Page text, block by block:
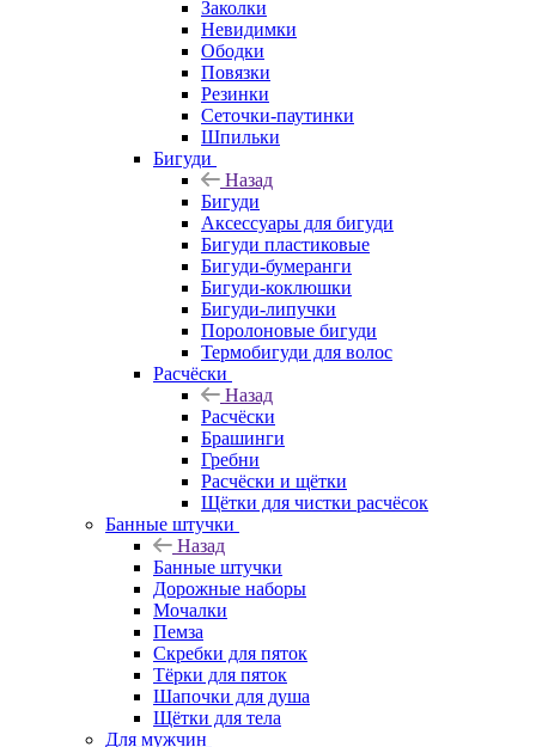
Заколки
Невидимки
Ободки
Повязки
Резинки
Сеточки-паутинки
Шпильки
Бигуди
Назад
Бигуди
Аксессуары для бигуди
Бигуди пластиковые
Бигуди-бумеранги
Бигуди-коклюшки
Бигуди-липучки
Поролоновые бигуди
Термобигуди для волос
Расчёски
Назад
Расчёски
Брашинги
Гребни
Расчёски и щётки
Щётки для чистки расчёсок
Банные штучки
Назад
Банные штучки
Дорожные наборы
Мочалки
Пемза
Скребки для пяток
Тёрки для пяток
Шапочки для душа
Щётки для тела
Для мужчин